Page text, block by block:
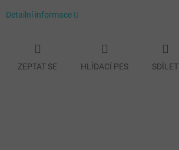
Detailní informace
ZEPTAT SE HLÍDACÍ PES SDÍLET